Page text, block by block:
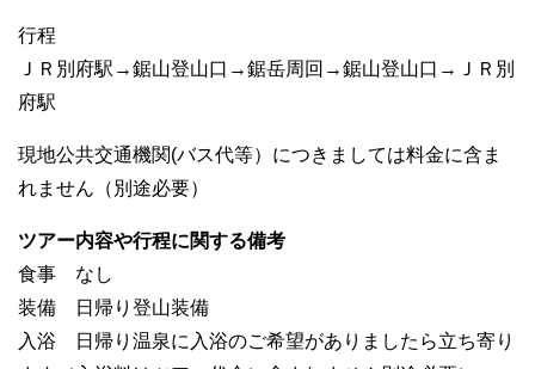
行程
ＪＲ別府駅→鋸山登山口→鋸岳周回→鋸山登山口→ＪＲ別
府駅
現地公共交通機関(バス代等）につきましては料金に含ま
れません（別途必要）
ツアー内容や行程に関する備考
食事 なし
装備 日帰り登山装備
入浴 日帰り温泉に入浴のご希望がありましたら立ち寄り